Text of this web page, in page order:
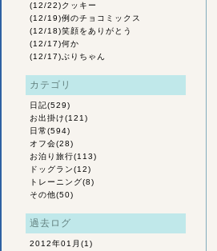
(12/22)クッキー
(12/19)例のチョコミックス
(12/18)笑顔をありがとう
(12/17)何か
(12/17) ぶりちゃん
カテゴリ
日記(529)
お出掛け(121)
日常(594)
オフ会(28)
お泊り旅行(113)
ドッグラン(12)
トレーニング(8)
その他(50)
過去ログ
2012年01月 (1)